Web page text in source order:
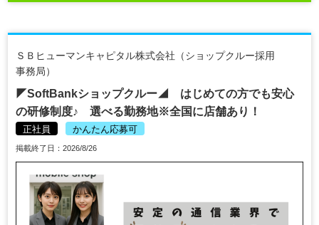
ＳＢヒューマンキャピタル株式会社（ショップクルー採用
事務局）
◤SoftBankショップクルー◢ はじめての方でも安心
の研修制度♪ 選べる勤務地※全国に店舗あり！
正社員 かんたん応募可
掲載終了日：2026/8/26